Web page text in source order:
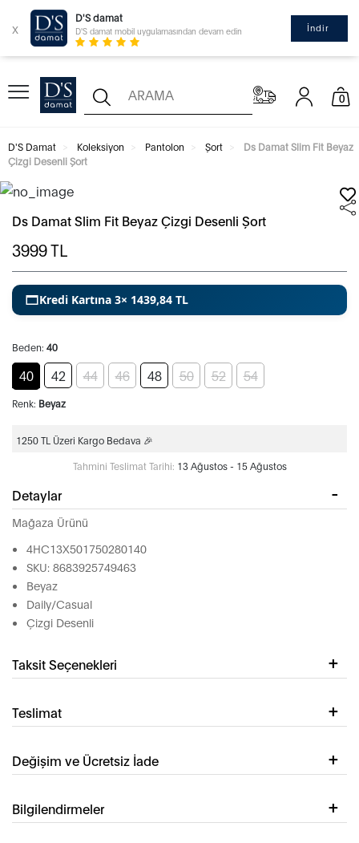
x
D'S damat
D'S damat mobil uygulamasından devam edin İndir
0
D'S Damat Koleksiyon Pantolon Şort
Ds Damat Slim Fit Beyaz
Çizgi Desenli Şort
Ds Damat Slim Fit Beyaz Çizgi Desenli Şort
3999TL
Kredi Kartına 3× 1439,84 TL
Beden: 40
40 42 44 46 48 50 52 54
Renk: Beyaz
1250 TL Üzeri Kargo Bedava 🎉
Tahmini Teslimat Tarihi: 13 Ağustos - 15 Ağustos
Detaylar
Mağaza Ürünü
4HC13X501750280140
SKU: 8683925749463
Beyaz
Daily/Casual
Çizgi Desenli
Taksit Seçenekleri
Teslimat
Değişim ve Ücretsiz İade
Bilgilendirmeler